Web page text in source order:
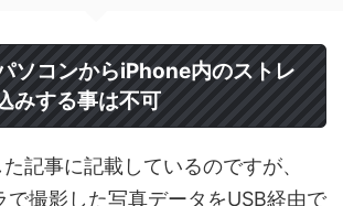
ソコンからiPhone内のストレ
みする事は不可
記事に記載しているのですが、
で撮影した写真データをUSB経由で